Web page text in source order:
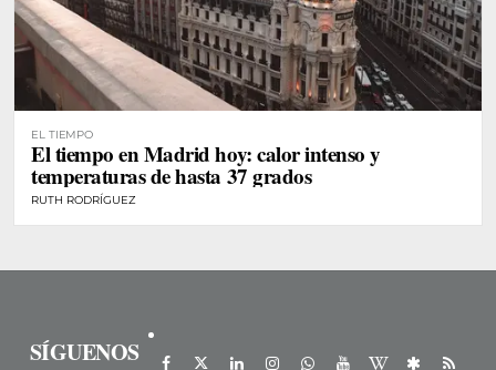
EL TIEMPO
El tiempo en Madrid hoy: calor intenso y
temperaturas de hasta 37 grados
RUTH RODRÍGUEZ
SÍGUENOS